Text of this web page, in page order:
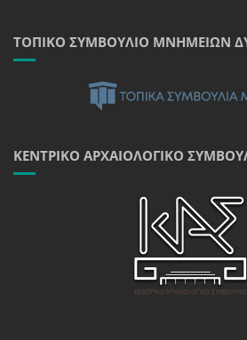
ΤΟΠΙΚΌ ΣΥΜΒΟΎΛΙΟ ΜΝΗΜΕΊΩΝ
ΚΕΝΤΡΙΚΌ ΑΡΧΑΙΟΛΟΓΙΚΌ